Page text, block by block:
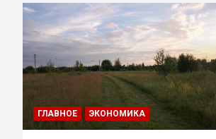
ГЛАВНОЕ ЭКОНОМИКА